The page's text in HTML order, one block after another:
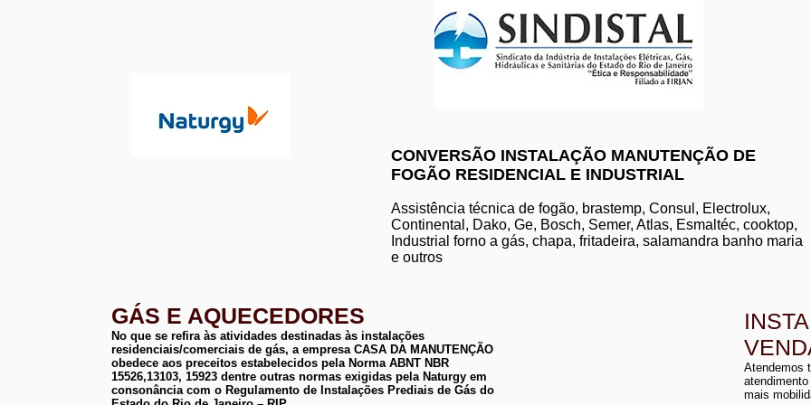
instalação de
conserto de aquecedor
manutenção de
instalação de
CONVERSÃO INSTALAÇÃO MANUTENÇÃO DE
FOGÃO RESIDENCIAL E INDUSTRIAL
Assistência técnica de fogão, brastemp, Consul, Electrolux,
Continental, Dako, Ge, Bosch, Semer, Atlas, Esmaltéc, cooktop,
Industrial forno a gás, chapa, fritadeira, salamandra banho maria
e outros
GÁS E AQUECEDORES
No que se refira às atividades destinadas às instalações
residenciais/comerciais de gás, a empresa CASA DA MANUTENÇÃO
obedece aos preceitos estabelecidos pela Norma ABNT NBR
15526,13103, 15923 dentre outras normas exigidas pela Naturgy em
consonância com o Regulamento de Instalações Prediais de Gás do
Atendemos
mais